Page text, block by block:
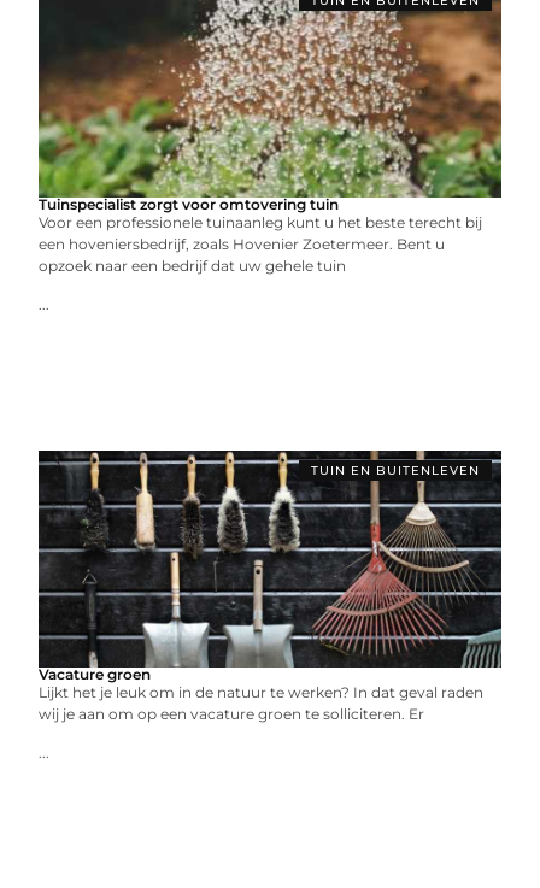
Tuinspecialist zorgt voor omtovering tuin
Voor een professionele tuinaanleg kunt u het beste terecht bij
een hoveniersbedrijf, zoals Hovenier Zoetermeer. Bent u
opzoek naar een bedrijf dat uw gehele tuin
...
TUIN EN BUITENLEVEN
Vacature groen
Lijkt het je leuk om in de natuur te werken? In dat geval raden
wij je aan om op een vacature groen te solliciteren. Er
...